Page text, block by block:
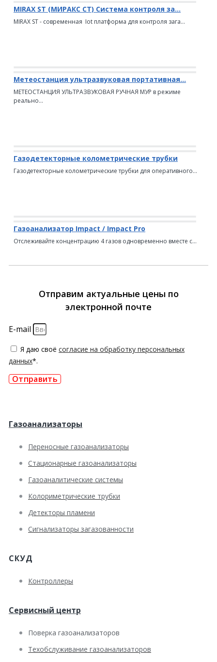
MIRAX ST (МИРАКС СТ) Система контроля за...
MIRAX ST - современная Iot платформа для контроля зага...
Метеостанция ультразвуковая портативная...
МЕТЕОСТАНЦИЯ УЛЬТРАЗВУКОВАЯ РУЧНАЯ МУР в режиме
реально...
Газодетекторные колометрические трубки
Газодетекторные колометрические трубки для оперативного...
Газоанализатор Impact / Impact Pro
Отслеживайте концентрацию 4 газов одновременно вместе с...
Отправим актуальные цены по
электронной почте
E-mail
Я даю своё согласие на обработку персональных
данных*.
Отправить
Газоанализаторы
Переносные газоанализаторы
Стационарные газоанализаторы
Газоаналитические системы
Колориметрические трубки
Детекторы пламени
Сигнализаторы загазованности
СКУД
Контроллеры
Сервисный центр
Поверка газоанализаторов
Техобслуживание газоанализаторов